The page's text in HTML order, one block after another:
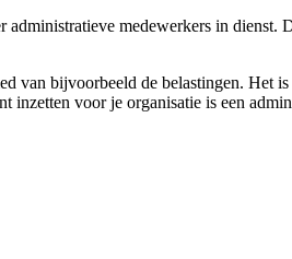
medewerkers in
bijvoorbeeld de belastingen. Het
voor je organisatie is een